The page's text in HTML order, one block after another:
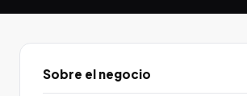
Sobre el negocio